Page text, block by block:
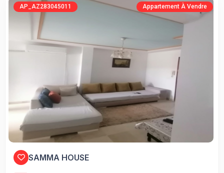
AP_AZ283045011 Appartement À Vendre
SAMMA HOUSE